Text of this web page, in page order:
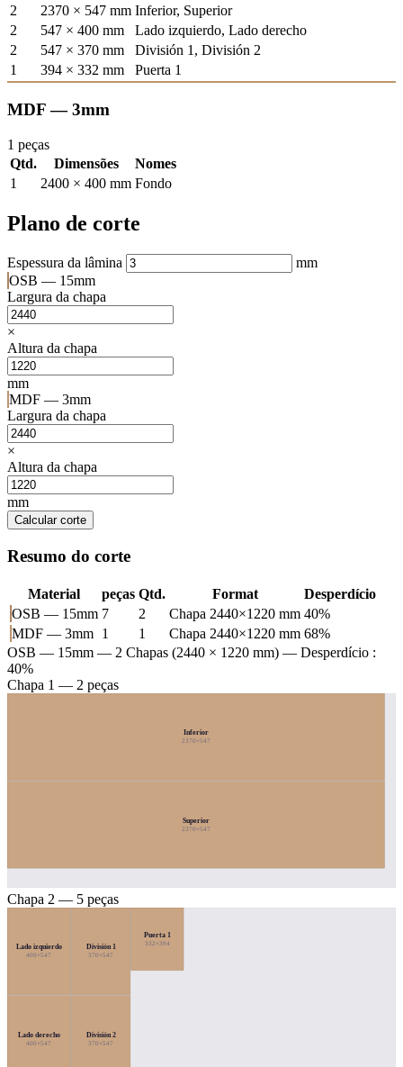
2
2370 × 547 mm Inferior, Superior
2
547 × 400 mm
Lado izquierdo, Lado derecho
2
547 × 370 mm
División 1, División 2
1
394 × 332 mm Puerta 1
MDF — 3mm
1 peças
Qtd.
Dimensões
Nomes
1
2400 × 400 mm Fondo
Plano de corte
Espessura da lâmina
mm
OSB — 15mm
Largura da chapa
×
Altura da chapa
mm
MDF — 3mm
Largura da chapa
×
Altura da chapa
mm
Calcular corte
Resumo do corte
Material peças Qtd. Format
Desperdício
OSB — 15mm 7 2 Chapa 2440×1220 mm 40%
MDF — 3mm 1 1 Chapa 2440×1220 mm 68%
OSB — 15mm — 2 Chapas (2440 × 1220 mm) — Desperdício :
40%
Chapa 1 — 2 peças
Inferior
2370×547
Superior
2370×547
Chapa 2 — 5 peças
Lado izquierdo
400×547
Lado derecho
400×547
División 1
370×547
División 2
370×547
Puerta 1
332×394